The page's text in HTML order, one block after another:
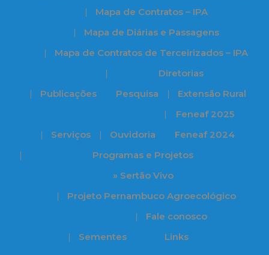
Mapa de Contratos – IPA
Mapa de Diárias e Passagens
Mapa de Contratos de Terceirizados – IPA
Publicações
Diretorias
Pesquisa
Extensão Rural
Serviços Ouvidoria
Feneaf 2025
Feneaf 2024
Programas e Projetos
» Sertão Vivo
Projeto Pernambuco Agroecológico
Sementes
Fale conosco
Links